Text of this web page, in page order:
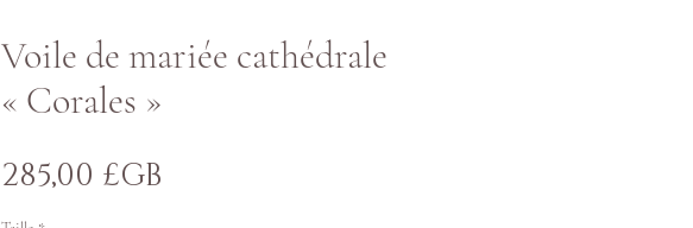
Voile de mariée cathédrale
« Corales »
285,00 £GB